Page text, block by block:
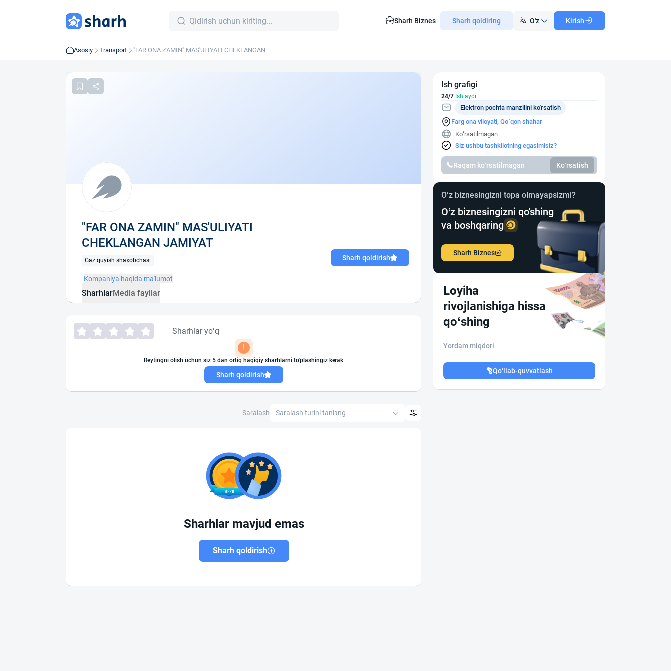
Sharh Biznes Sharh qoldiring O'z Kirish
Asosiy Transport
"FAR ONA ZAMIN" MAS'ULIYATI CHEKLANGAN
"FAR ONA ZAMIN" MAS'ULIYATI
CHEKLANGAN JAMIYAT
Gaz quyish shaxobchasi Sharh qoldirish
Kompaniya haqida ma'lumot
SharhlarMedia fayllar
Sharhlar yo‘q
!
Reytingni olish uchun siz 5 dan ortiq haqiqiy sharhlarni to'plashingiz kerak
Sharh qoldirish
Saralash Saralash turini tanlang
Sharhlar mavjud emas
Sharh qoldirish
Ish grafigi
24/7 Ishlaydi
Farg‘ona viloyati, Qo`qon shahar
Elektron pochta manzilini ko'rsatish
Ko‘rsatilmagan
Siz ushbu tashkilotning egasimisiz?
Raqam ko‘rsatilmagan Ko‘rsatish
O‘z biznesingizni topa olmayapsizmi?
O‘z biznesingizni qo'shing
va boshqaring
Sharh Biznes
Loyiha
rivojlanishiga hissa
qo‘shing
Yordam miqdori
Qo‘llab-quvvatlash